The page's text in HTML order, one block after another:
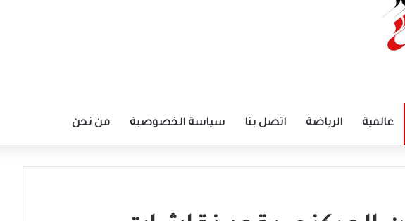
عالمية الرياضة اتصل بنا سياسة الخصوصية من نحن